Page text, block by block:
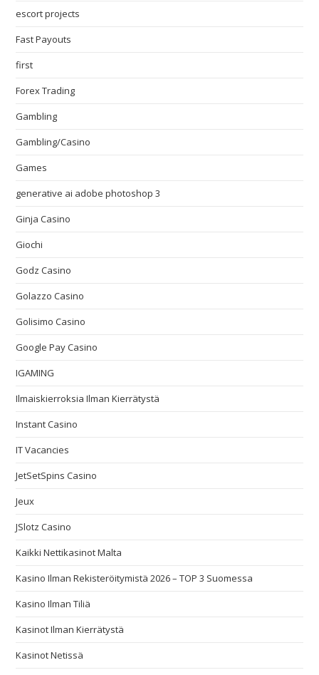
escort projects
Fast Payouts
first
Forex Trading
Gambling
Gambling/Casino
Games
generative ai adobe photoshop 3
Ginja Casino
Giochi
Godz Casino
Golazzo Casino
Golisimo Casino
Google Pay Casino
IGAMING
Ilmaiskierroksia Ilman Kierrätystä
Instant Casino
IT Vacancies
JetSetSpins Casino
Jeux
JSlotz Casino
Kaikki Nettikasinot Malta
Kasino Ilman Rekisteröitymistä 2026 – TOP 3 Suomessa
Kasino Ilman Tiliä
Kasinot Ilman Kierrätystä
Kasinot Netissä